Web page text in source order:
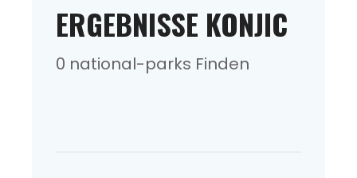
ERGEBNISSE KONJIC
0 national-parks Finden